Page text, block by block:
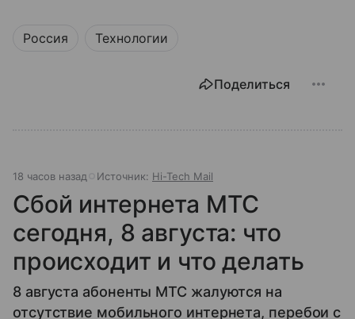
Россия Технологии
Поделиться
18 часов назад Источник: Hi-Tech Mail
Сбой интернета МТС
сегодня, 8 августа: что
происходит и что делать
8 августа абоненты МТС жалуются на
отсутствие мобильного интернета, перебои с